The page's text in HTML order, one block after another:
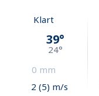
Klart
39°
24°
0 mm
2 (5) m/s